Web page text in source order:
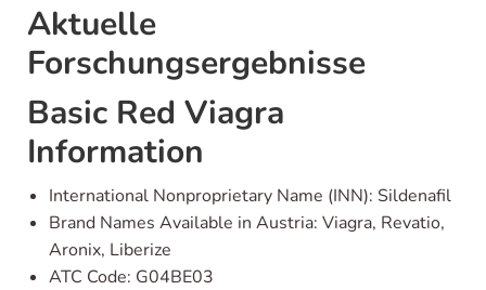
Aktuelle
Forschungsergebnisse
Basic Red Viagra
Information
International Nonproprietary Name (INN): Sildenafil
Brand Names Available in Austria: Viagra, Revatio,
Aronix, Liberize
ATC Code: G04BE03